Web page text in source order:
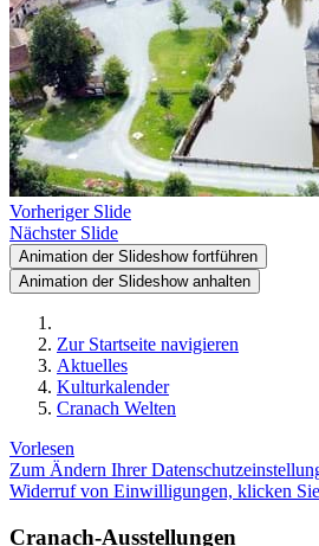
Vorheriger Slide
Nächster Slide
Animation der Slideshow fortführen
Animation der Slideshow anhalten
Zur Startseite navigieren
Aktuelles
Kulturkalender
Cranach Welten
Vorlesen
Zum Ändern Ihrer
Widerruf von Einwilligungen, klicken
Cranach-Ausstellungen